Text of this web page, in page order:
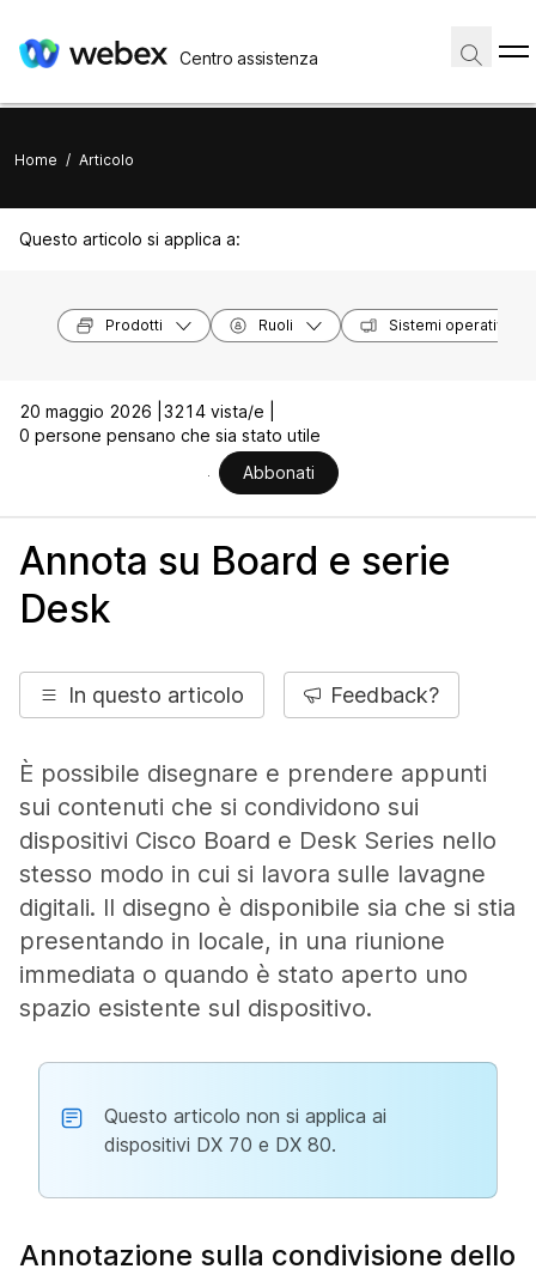
Centro assistenza
Home / Articolo
Questo articolo si applica a:
Prodotti Ruoli Sistemi operativi
20 maggio 2026 | 3214 vista/e |
0 persone pensano che sia stato utile
Abbonati
Annota su Board e serie
Desk
In questo articolo Feedback?
È possibile disegnare e prendere appunti
sui contenuti che si condividono sui
dispositivi Cisco Board e Desk Series nello
stesso modo in cui si lavora sulle lavagne
digitali. Il disegno è disponibile sia che si stia
presentando in locale, in una riunione
immediata o quando è stato aperto uno
spazio esistente sul dispositivo.
Questo articolo non si applica ai
dispositivi DX 70 e DX 80.
Annotazione sulla condivisione dello